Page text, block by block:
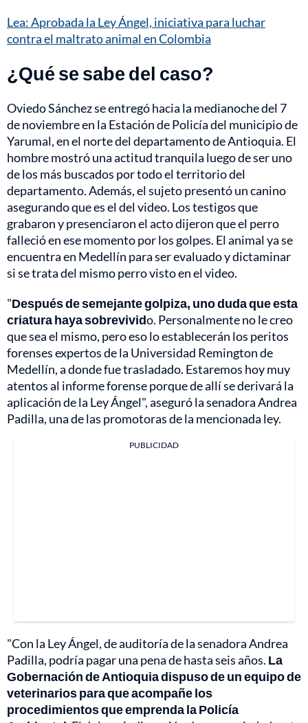
Lea: Aprobada la Ley Ángel, iniciativa para luchar
contra el maltrato animal en Colombia
¿Qué se sabe del caso?
Oviedo Sánchez se entregó hacia la medianoche del 7
de noviembre en la Estación de Policía del municipio de
Yarumal, en el norte del departamento de Antioquia. El
hombre mostró una actitud tranquila luego de ser uno
de los más buscados por todo el territorio del
departamento. Además, el sujeto presentó un canino
asegurando que es el del video. Los testigos que
grabaron y presenciaron el acto dijeron que el perro
falleció en ese momento por los golpes. El animal ya se
encuentra en Medellín para ser evaluado y dictaminar
si se trata del mismo perro visto en el video.
"Después de semejante golpiza, uno duda que esta
criatura haya sobrevivido. Personalmente no le creo
que sea el mismo, pero eso lo establecerán los peritos
forenses expertos de la Universidad Remington de
Medellín, a donde fue trasladado. Estaremos hoy muy
atentos al informe forense porque de allí se derivará la
aplicación de la Ley Ángel", aseguró la senadora Andrea
Padilla, una de las promotoras de la mencionada ley.
PUBLICIDAD
"Con la Ley Ángel, de auditoría de la senadora Andrea
Padilla, podría pagar una pena de hasta seis años. La
Gobernación de Antioquia dispuso de un equipo de
veterinarios para que acompañe los
procedimientos que emprenda la Policía